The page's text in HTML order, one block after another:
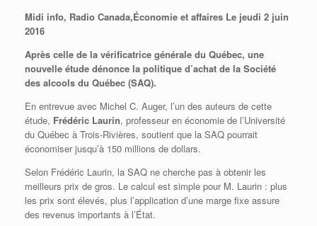
Midi info, Radio Canada,Économie et affaires Le jeudi 2 juin
2016
Après celle de la vérificatrice générale du Québec, une
nouvelle étude dénonce la politique d’achat de la Société
des alcools du Québec (SAQ).
En entrevue avec Michel C. Auger, l’un des auteurs de cette
étude, Frédéric Laurin, professeur en économie de l’Université
du Québec à Trois-Rivières, soutient que la SAQ pourrait
économiser jusqu’à 150 millions de dollars.
Selon Frédéric Laurin, la SAQ ne cherche pas à obtenir les
meilleurs prix de gros. Le calcul est simple pour M. Laurin : plus
les prix sont élevés, plus l’application d’une marge fixe assure
des revenus importants à l’État.